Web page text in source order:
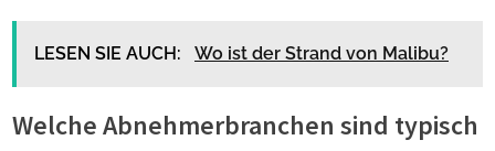
LESEN SIE AUCH: Wo ist der Strand von Malibu?
Welche Abnehmerbranchen sind typisch